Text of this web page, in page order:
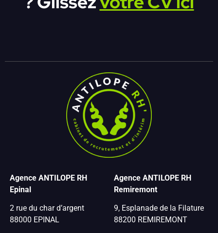
Agence ANTILOPE RH
Epinal
2 rue du char d’argent
88000 EPINAL
Agence ANTILOPE RH
Remiremont
9, Esplanade de la Filature
88200 REMIREMONT